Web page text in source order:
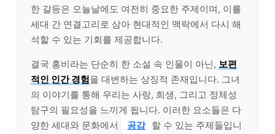
한 갈등은 오늘날에도 여전히 중요한 주제이며, 이를
세대 간 연결고리로 삼아 현대적인 맥락에서 다시 해
석할 수 있는 기회를 제공합니다.
결국 홍비라는 단순히 한 소설 속 인물이 아닌, 보편
적인 인간 경험을 대변하는 상징적 존재입니다. 그녀
의 이야기를 통해 우리는 사랑, 희생, 그리고 정체성
탐구의 필요성을 느끼게 됩니다. 이러한 요소들은 다
양한 세대와 문화에서
공감 할 수 있는 주제들입니